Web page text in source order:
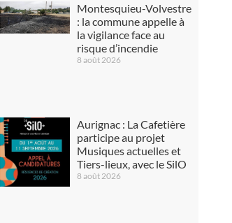
Montesquieu-Volvestre
: la commune appelle à
la vigilance face au
risque d’incendie
8 août 2026
Aurignac : La Cafetière
participe au projet
Musiques actuelles et
Tiers-lieux, avec le SilO
8 août 2026